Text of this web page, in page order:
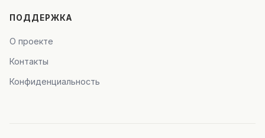
ПОДДЕРЖКА
О проекте
Контакты
Конфиденциальность